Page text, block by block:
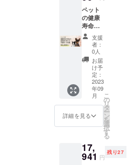
す。 お
礼カー
ドを送
付いた
しま
す。
ペット
の健康
寿命を
伸ばす
獣医療
の新た
な可能
性への
支援 純
粋に動
物のた
めに何
かした
いとい
う方は
こちら
援お願
いしま
す。 個
支援
者：
0人
お届
け予
定：
2023
年09
月
詳細を見る
こ
の
リ
タ
ー
ン
を
選
択
す
る
17,
941 円
残り27